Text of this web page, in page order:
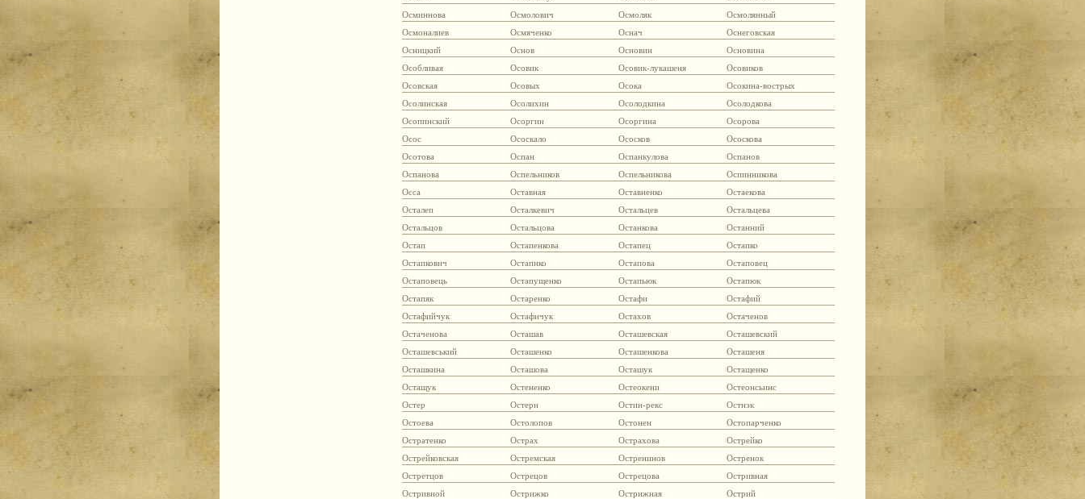
Осминнова
Осмолович Осмоляк
Осмолянный
Осмоналиев
Осмяченко Оснач
Оснеговская
Осницкий
Основ Основин
Основина
Особливая
Осовик Осовик-лукашеня
Осовиков
Осовская
Осовых Осока
Осокина-вострых
Осолинская
Осолихин Осолодкина
Осолодкова
Осопинский
Осоргин Осоргина
Осорова
Осос
Ососкало Ососков
Ососкова
Осотова
Оспан Оспанкулова
Оспанов
Оспанова
Оспельников Оспельникова
Оспинникова
Осса
Оставная Оставненко
Остаекова
Осталеп
Осталкевич Остальцев
Остальцева
Остальцов
Остальцова Останкова
Останний
Остап
Остапенкова Остапец
Остапко
Остапкович
Остапнко Остапова
Остаповец
Остаповець
Остапущенко Остапьюк
Остапюк
Остапяк
Остаренко Остафи
Остафий
Остафийчук
Остафичук Остахов
Остаченов
Остаченова
Осташав Осташевская
Осташевский
Осташевський
Осташенко Осташенкова
Осташеня
Осташкина
Осташова Осташук
Остащенко
Остащук
Остененко Остеокени
Остеонсьинс
Остер
Остерн Остин-рекс
Остнэк
Остоева
Остолопов Остонен
Остопарченко
Остратенко
Острах Острахова
Острейко
Острейковская
Остремская Остренинов
Остренок
Остретцов
Острецов Острецова
Остривная
Остривной
Острижко Острижная
Острий